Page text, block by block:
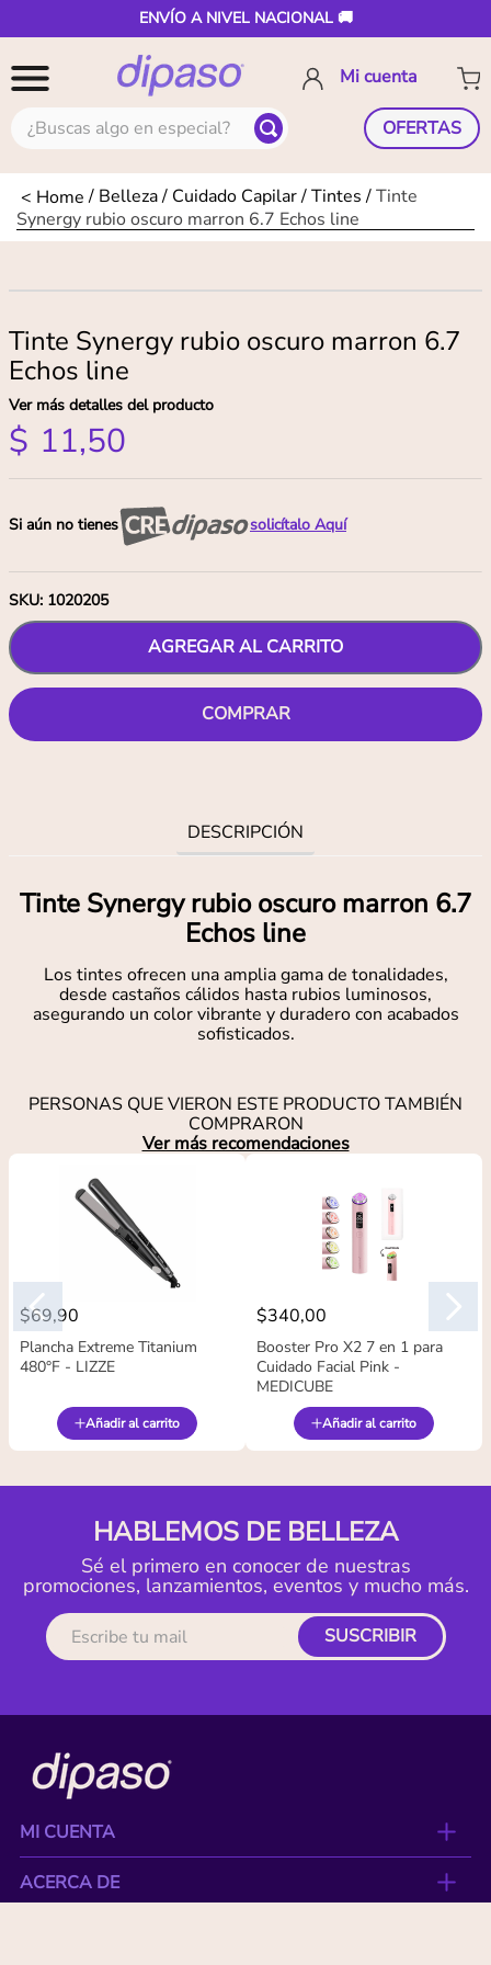
ENVÍO A NIVEL NACIONAL 🚚
¿Buscas algo en especial? OFERTAS
Belleza Cuidado Capilar Tintes
Tinte
Synergy rubio oscuro marron 6.7 Echos line
Tinte Synergy rubio oscuro marron 6.7
Echos line
Ver más detalles del producto
$ 11,50
Si aún no tienes solicítalo Aquí
SKU: 1020205
AGREGAR AL CARRITO
COMPRAR
DESCRIPCIÓN
Tinte Synergy rubio oscuro marron 6.7
Echos line
Los tintes ofrecen una amplia gama de tonalidades,
desde castaños cálidos hasta rubios luminosos,
asegurando un color vibrante y duradero con acabados
sofisticados.
PERSONAS QUE VIERON ESTE PRODUCTO TAMBIÉN
COMPRARON
Ver más recomendaciones
$69,90
Plancha Extreme Titanium
480°F - LIZZE
Añadir al carrito
$340,00
Booster Pro X2 7 en 1 para
Cuidado Facial Pink -
MEDICUBE
Añadir al carrito
HABLEMOS DE BELLEZA
Sé el primero en conocer de nuestras
promociones, lanzamientos, eventos y mucho más.
SUSCRIBIR
MI CUENTA
ACERCA DE